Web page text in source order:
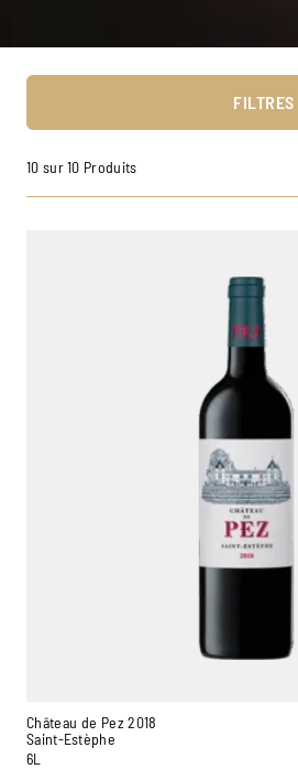
FILTRES
10 sur 10 Produits
Château de Pez 2018
Saint-Estèphe
6L